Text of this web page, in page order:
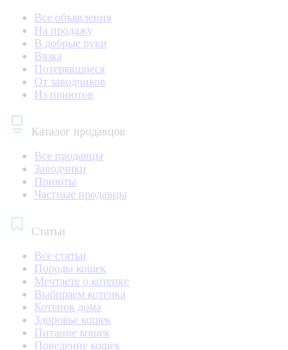
Все объявления
На продажу
В добрые руки
Вязка
Потерявшиеся
От заводчиков
Из приютов
Каталог продавцов
Все продавцы
Заводчики
Приюты
Частные продавцы
Статьи
Все статьи
Породы кошек
Мечтаете о котенке
Выбираем котенка
Котенок дома
Здоровье кошек
Питание кошек
Поведение кошек